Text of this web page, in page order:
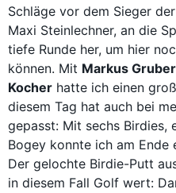
Schläge vor dem Sieger
Maxi Steinlechner, an die
tiefe Runde her, um hier
können. Mit Markus
Kocher hatte ich einen
diesem Tag hat auch bei
gepasst: Mit sechs Birdies,
Bogey konnte ich am Ende
Der gelochte Birdie-Putt
in diesem Fall Golf wert: